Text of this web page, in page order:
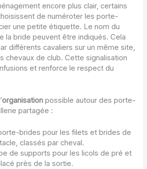
encore plus clair, certains
de numéroter les porte-
une petite étiquette. Le nom du
la bride peuvent être indiqués. Cela
différents cavaliers sur un même site,
chevaux de club. Cette signalisation
et renforce le respect du
organisation possible autour des porte-
partagée :
brides pour les filets et brides de
classés par cheval.
de supports pour les licols de pré et
près de la sortie.